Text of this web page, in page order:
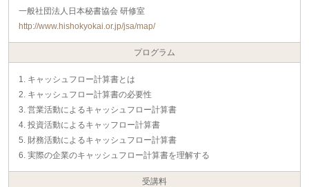
一般社団法人日本秘書協会 研修室
http://www.hishokyokai.or.jp/jsa/map/
プログラム
1. キャッシュフロー計算書とは
2. キャッシュフロー計算書の必要性
3. 営業活動によるキャッシュフロー計算書
4. 投資活動によるキャッフロー計算書
5. 財務活動によるキャッシュフロー計算書
6. 実際の企業のキャッシュフロー計算書を理解する
受講料